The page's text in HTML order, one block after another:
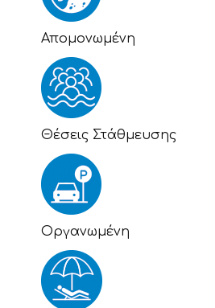
Απομονωμένη
Θέσεις Στάθμευσης
Οργανωμένη